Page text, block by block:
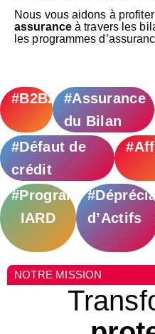
Nous vous aidons à
assuranceà travers les
les programmes
#B2B2C#Assurance
du Bilan
#Défaut de
crédit
#Programmes
IARD
d’Actifs
NOTRE MISSION